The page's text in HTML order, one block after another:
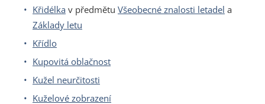
Křidélka v předmětu Všeobecné znalosti letadel a
Základy letu
Křídlo
Kupovitá oblačnost
Kužel neurčitosti
Kuželové zobrazení